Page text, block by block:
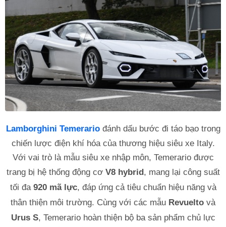
Lamborghini Temerariođánh dấu bước đi táo bạo trong
chiến lược điện khí hóa của thương hiệu siêu xe Italy.
Với vai trò là mẫu siêu xe nhập môn, Temerario được
trang bị hệ thống động cơ V8 hybrid, mang lại công suất
tối đa 920 mã lực, đáp ứng cả tiêu chuẩn hiệu năng và
thân thiện môi trường. Cùng với các mẫu Revuelto và
Urus S, Temerario hoàn thiện bộ ba sản phẩm chủ lực